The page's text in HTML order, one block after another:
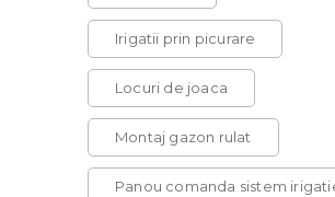
Irigatii prin picurare
Locuri de joaca
Montaj gazon rulat
Panou comanda sistem